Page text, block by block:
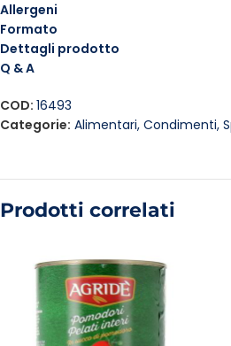
Allergeni
Formato
Dettagli prodotto
Q & A
COD: 16493
Categorie: Alimentari, Condimenti,
Prodotti correlati